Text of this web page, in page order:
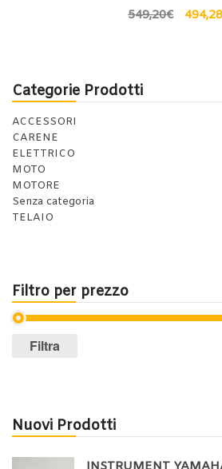
Categorie Prodotti
ACCESSORI
CARENE
ELETTRICO
MOTO
MOTORE
Senza categoria
TELAIO
Filtro per prezzo
Prezzo
Prezzo
Filtra
Nuovi Prodotti
549,20€ 494,28